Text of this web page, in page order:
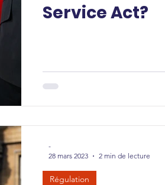
Service Act?
Régulation
-
28 mars 2023
2 min de lecture